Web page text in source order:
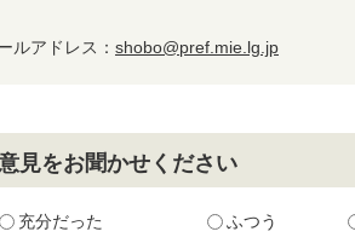
ルアドレス： shobo@pref.mie.lg.jp
見をお聞かせください
充分だった ふつう